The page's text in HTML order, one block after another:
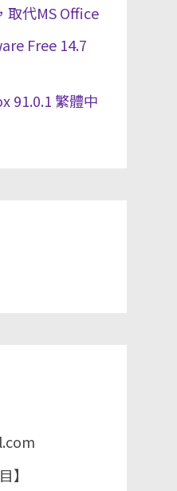
取代MS Office
Free 14.7
91.0.1 繁體中
】